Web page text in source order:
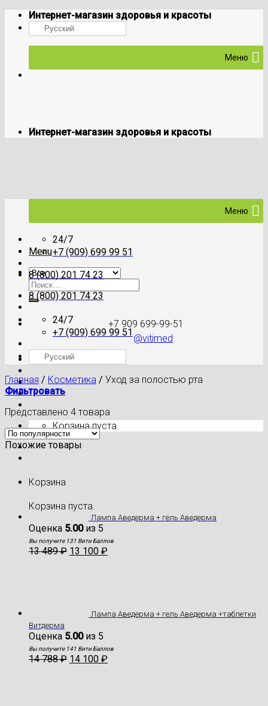
Skip
content
Интернет-магазин здоровья и красоты
Русский
Меню
Интернет-магазин здоровья и красоты
Menu
Искать:
+7 909 699-99-51
@vitimed
Где моя посылка?
Корзина пуста.
Корзина
Корзина пуста.
Меню
24/7
+7 (909) 699 99 51
8 (800) 201 74 23
8 (800) 201 74 23
24/7
+7 (909) 699 99 51
Русский
Главная / Косметика / Уход за полостью рта
Фильтровать
Представлено 4 товара
Похожие товары
Лампа Аведерма + гель Аведерма
Оценка 5.00из 5
Вы получите 131 Вити Баллов
13 489₽ 13 100 ₽
Лампа Аведерма + гель Аведерма +таблетки
Витдерма
Оценка 5.00из 5
Вы получите 141 Вити Баллов
14 788₽ 14 100 ₽